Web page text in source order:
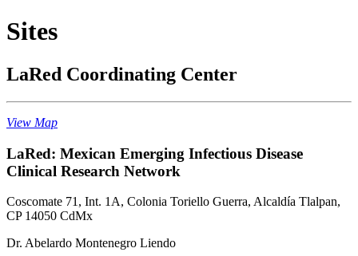
Sites
LaRed Coordinating Center
View Map
LaRed: Mexican Emerging Infectious Disease
Clinical Research Network
Coscomate 71, Int. 1A, Colonia Toriello Guerra, Alcaldía Tlalpan,
CP 14050 CdMx
Dr. Abelardo Montenegro Liendo